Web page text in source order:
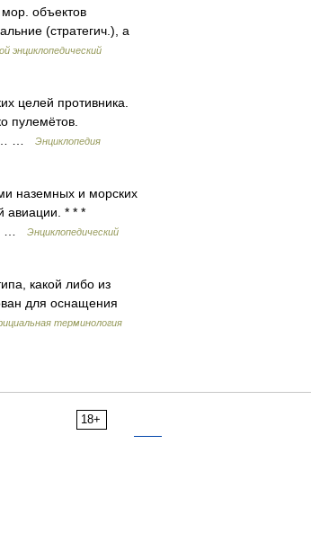
объектов
(стратегич.), а
энциклопедический
целей противника.
пулемётов.
…
Энциклопедия
наземных и морских
авиации. * * *
…
Энциклопедический
какой либо из
для оснащения
терминология
18+